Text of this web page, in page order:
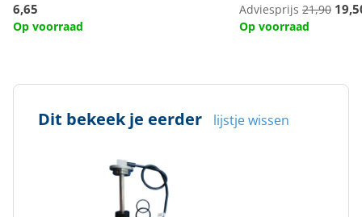
6,65
Op voorraad
Adviesprijs 21,90
Op voorraad
Dit bekeek je eerder lijstje wissen